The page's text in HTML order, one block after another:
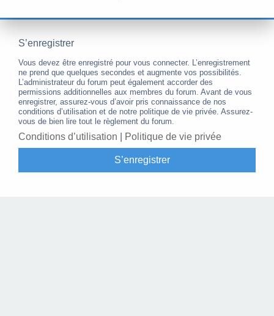
S’enregistrer
Vous devez être enregistré pour vous connecter. L’enregistrement
ne prend que quelques secondes et augmente vos possibilités.
L’administrateur du forum peut également accorder des
permissions additionnelles aux membres du forum. Avant de vous
enregistrer, assurez-vous d’avoir pris connaissance de nos
conditions d’utilisation et de notre politique de vie privée. Assurez-
vous de bien lire tout le règlement du forum.
Conditions d’utilisation Politique de vie privée
S’enregistrer